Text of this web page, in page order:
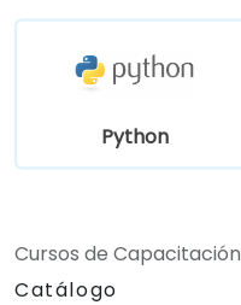
Python
Cursos de Capacitación
Catálogo